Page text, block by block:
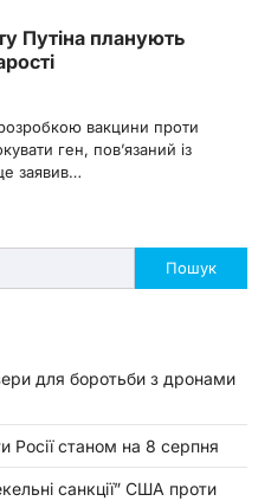
Путіна планують
вакцини проти
ген, пов’язаний із
заявив…
Пошук
для боротьби з дронами
Росії станом на 8 серпня
санкції” США проти